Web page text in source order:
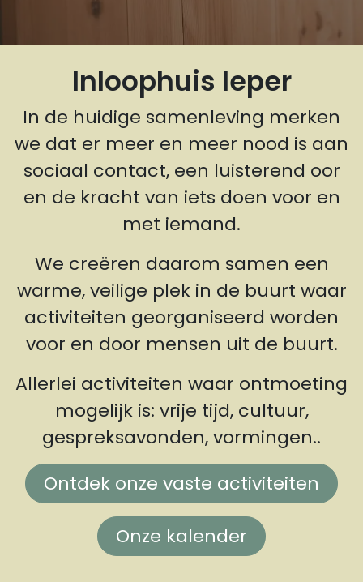
Inloophuis Ieper
In de huidige samenleving merken
we dat er meer en meer nood is aan
sociaal contact, een luisterend oor
en de kracht van iets doen voor en
met iemand.
We creëren daarom samen een
warme, veilige plek in de buurt waar
activiteiten georganiseerd worden
voor en door mensen uit de buurt.
Allerlei activiteiten waar ontmoeting
mogelijk is: vrije tijd, cultuur,
gespreksavonden, vormingen..
Ontdek onze vaste activiteiten
Onze kalender